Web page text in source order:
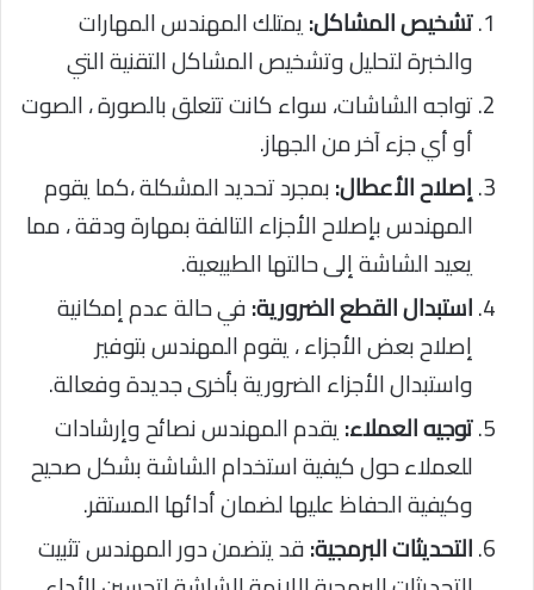
تشخيص المشاكل:يمتلك المهندس المهارات
والخبرة لتحليل وتشخيص المشاكل التقنية التي
تواجه الشاشات، سواء كانت تتعلق بالصورة ، الصوت
أو أي جزء آخر من الجهاز.
إصلاح الأعطال:بمجرد تحديد المشكلة ،كما يقوم
المهندس بإصلاح الأجزاء التالفة بمهارة ودقة ، مما
يعيد الشاشة إلى حالتها الطبيعية.
استبدال القطع الضرورية:في حالة عدم إمكانية
إصلاح بعض الأجزاء ، يقوم المهندس بتوفير
واستبدال الأجزاء الضرورية بأخرى جديدة وفعالة.
توجيه العملاء:يقدم المهندس نصائح وإرشادات
للعملاء حول كيفية استخدام الشاشة بشكل صحيح
وكيفية الحفاظ عليها لضمان أدائها المستقر.
التحديثات البرمجية:قد يتضمن دور المهندس تثبيت